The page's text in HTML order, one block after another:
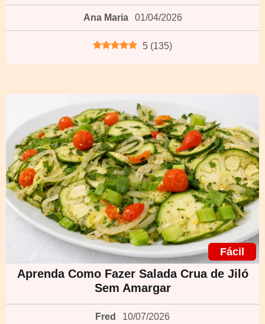
Ana Maria 01/04/2026
5 (135)
Fácil
Aprenda Como Fazer Salada Crua de Jiló
Sem Amargar
Fred 10/07/2026